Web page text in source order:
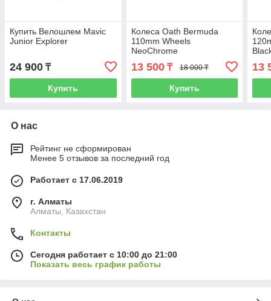
Купить Велошлем Mavic
Junior Explorer
24 900 ₸
Купить
Колеса Oath Bermuda
110mm Wheels
NeoChrome
13 500₸ 18 000 ₸
Купить
13
О нас
Рейтинг не сформирован
Менее 5 отзывов за последний год
Работает с 17.06.2019
г. Алматы
Алматы, Казахстан
Контакты
Сегодня работает с 10:00 до 21:00
Показать весь график работы